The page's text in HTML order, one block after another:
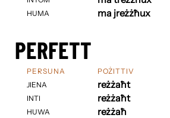
HUMA
ma jreżżħux
PERFETT
PERSUNA
JIENA
INTI
HUWA
POŻITTIV
reżżaħt
reżżaħt
reżżaħ